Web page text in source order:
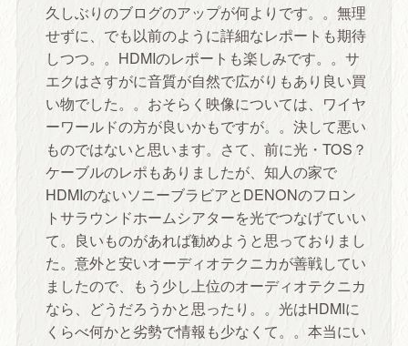
久しぶりのブログのアップが何よりです。。無理
せずに、でも以前のように詳細なレポートも期待
しつつ。。HDMIのレポートも楽しみです。。サ
エクはさすがに音質が自然で広がりもあり良い買
い物でした。。おそらく映像については、ワイヤ
ーワールドの方が良いかもですが。。決して悪い
ものではないと思います。さて、前に光・TOS？
ケーブルのレポもありましたが、知人の家で
HDMIのないソニーブラビアとDENONのフロン
トサラウンドホームシアターを光でつなげていい
て。良いものがあれば勧めようと思っておりまし
た。意外と安いオーディオテクニカが善戦してい
ましたので、もう少し上位のオーディオテクニカ
なら、どうだろうかと思ったり。。光はHDMIに
くらべ何かと劣勢で情報も少なくて。。本当にい